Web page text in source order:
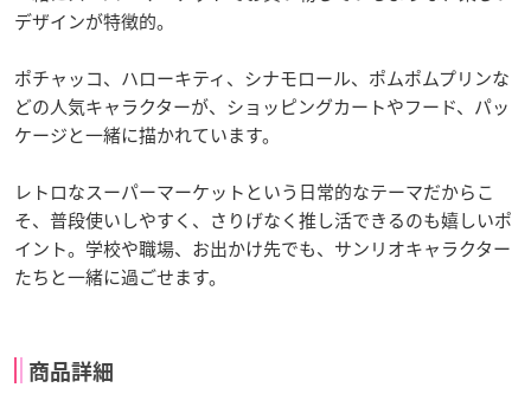
デザインが特徴的。
ポチャッコ、ハローキティ、シナモロール、ポムポムプリンな
どの人気キャラクターが、ショッピングカートやフード、パッ
ケージと一緒に描かれています。
レトロなスーパーマーケットという日常的なテーマだからこ
そ、普段使いしやすく、さりげなく推し活できるのも嬉しいポ
イント。学校や職場、お出かけ先でも、サンリオキャラクター
たちと一緒に過ごせます。
商品詳細